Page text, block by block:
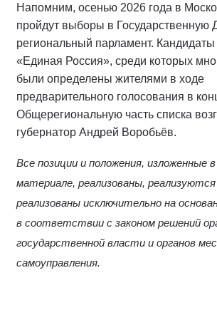
Напомним, осенью 2026 года в
пройдут выборы в Государственную
региональный парламент. Кандидаты
«Единая Россия», среди которых
были определены жителями в ходе
предварительного голосования в
Общерегиональную часть списка
губернатор Андрей Воробьёв.
Все позиции и положения, изложенные
материале, реализованы,
реализованы исключительно на
в соответствии с законом решений
государственной власти и органов
самоуправления.